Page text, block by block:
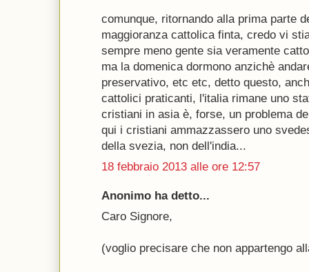
comunque, ritornando alla prima parte
maggioranza cattolica finta, credo vi
sempre meno gente sia veramente
ma la domenica dormono anzichè
preservativo, etc etc, detto questo,
cattolici praticanti, l'italia rimane uno
cristiani in asia è, forse, un problema
qui i cristiani ammazzassero uno
della svezia, non dell'india...
18 febbraio 2013 alle ore 12:57
Anonimo ha detto...
Caro Signore,
(voglio precisare che non appartengo